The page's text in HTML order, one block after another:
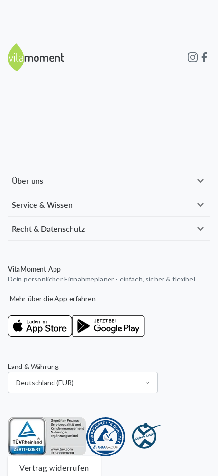
Über uns
Service & Wissen
Recht & Datenschutz
VitaMoment App
Dein persönlicher Einnahmeplaner - einfach, sicher & flexibel
Mehr über die App erfahren
Land & Währung
Vertrag widerrufen